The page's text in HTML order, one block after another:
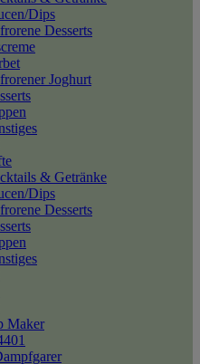
Dips
Desserts
Joghurt
& Getränke
Dips
Desserts
Maker